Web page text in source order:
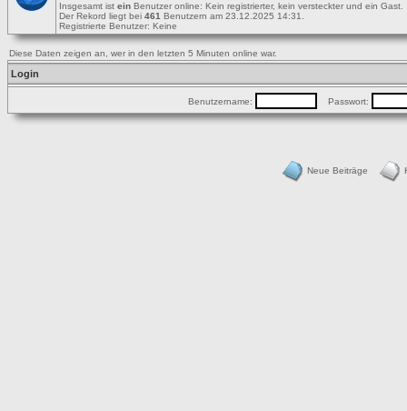
Insgesamt ist ein Benutzer online: Kein registrierter, kein versteckter und ein
Der Rekord liegt bei 461 Benutzern am 23.12.2025 14:31.
Registrierte Benutzer: Keine
Diese Daten zeigen an, wer in den letzten 5 Minuten online war.
Login
Benutzername: Passwort:
Neue Beiträge